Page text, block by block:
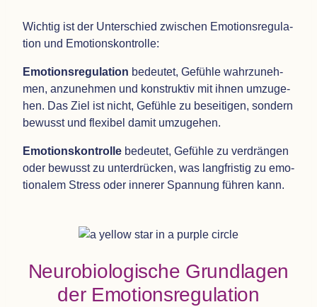
Wich­tig ist der Unter­schied zwi­schen Emo­ti­ons­re­gu­la­
tion und Emotionskontrolle:
Emo­ti­ons­re­gu­la­tion bedeu­tet, Gefühle wahr­zu­neh­
men, anzu­neh­men und kon­struk­tiv mit ihnen umzu­ge­
hen. Das Ziel ist nicht, Gefühle zu besei­ti­gen, son­dern
bewusst und fle­xi­bel damit umzugehen.
Emo­ti­ons­kon­trolle bedeu­tet, Gefühle zu ver­drän­gen
oder bewusst zu unter­drü­cken, was lang­fris­tig zu emo­
tio­na­lem Stress oder inne­rer Span­nung füh­ren kann.
Neu­ro­bio­lo­gi­sche Grund­la­gen
der Emotionsregulation